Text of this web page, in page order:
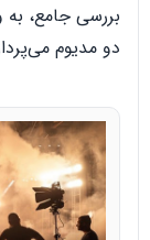
بررسی جامع، به
دو مدیوم